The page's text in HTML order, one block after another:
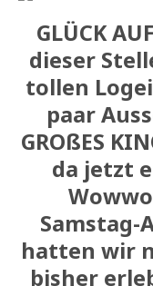
GLÜCK
dieser
tollen
paar
GROßES
da jetzt
Samstag-
hatten wir
bisher